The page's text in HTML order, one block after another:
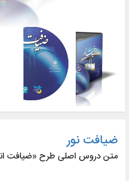
ضیافت نور
متن دروس اصلی طرح «ضیافت